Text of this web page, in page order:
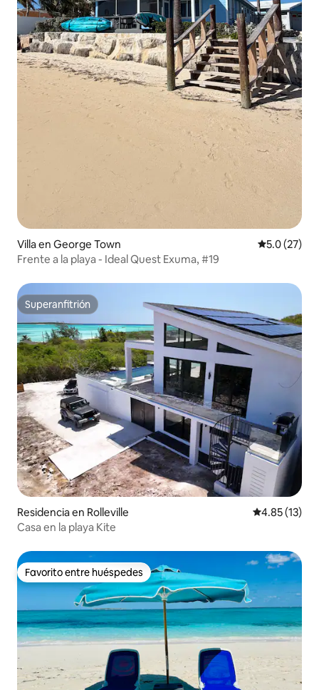
Villa en George Town Calificación
5.0 (27)
Frente a la playa - Ideal Quest Exuma, #19
Superanfitrión
Superanfitrión
Residencia en Rolleville Calificación
4.85 (13)
Casa en la playa Kite
Favorito entre huéspedes
Favorito entre huéspedes